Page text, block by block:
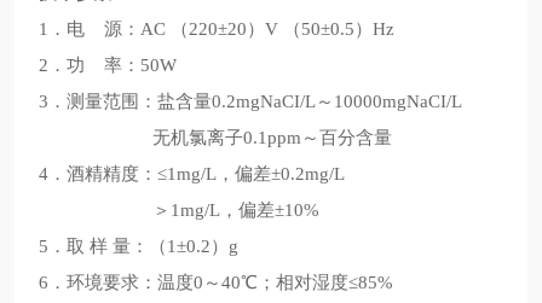
1．电 源：AC （220±20）V （50±0.5）Hz
2．功 率：50W
3．测量范围：盐含量0.2mgNaCI/L～10000mgNaCI/L
无机氯离子0.1ppm～百分含量
4．酒精精度：≤1mg/L，偏差±0.2mg/L
＞1mg/L，偏差±10%
5．取 样 量：（1±0.2）g
6．环境要求：温度0～40℃；相对湿度≤85%